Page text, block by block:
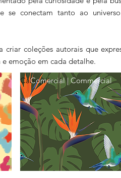
se conectam tanto ao
criar coleções autorais que
emoção em cada detalhe.
Cabeçalho 6
Comercial | Commercial